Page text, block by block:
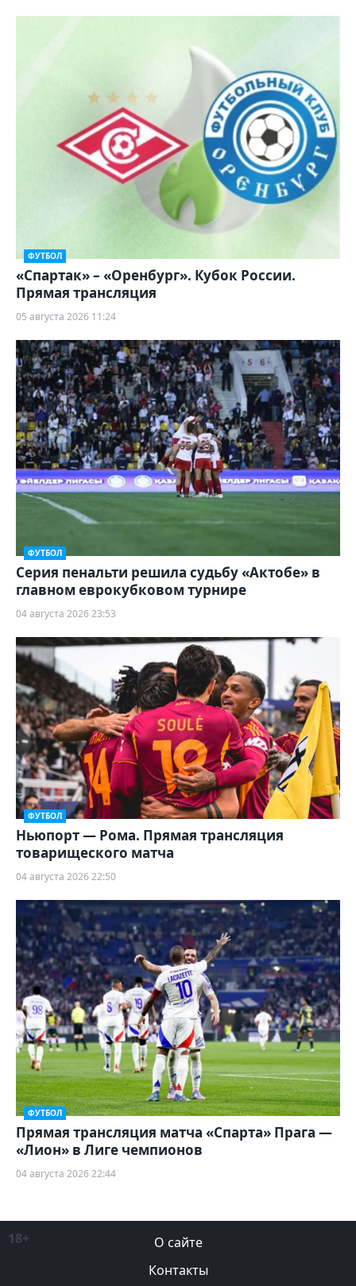
ФУТБОЛ
«Спартак» – «Оренбург». Кубок России.
Прямая трансляция
05 августа 2026 11:24
ФУТБОЛ
Серия пенальти решила судьбу «Актобе» в
главном еврокубковом турнире
04 августа 2026 23:53
ФУТБОЛ
Ньюпорт — Рома. Прямая трансляция
товарищеского матча
04 августа 2026 22:50
ФУТБОЛ
Прямая трансляция матча «Спарта» Прага —
«Лион» в Лиге чемпионов
04 августа 2026 22:44
18+
О сайте
Контакты